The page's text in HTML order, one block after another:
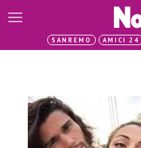
SANREMO AMICI 24